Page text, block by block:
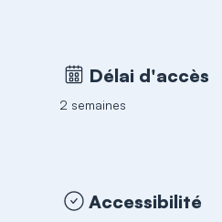
Délai d'accès
2 semaines
Accessibilité